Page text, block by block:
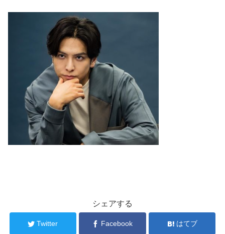
シェアする
Twitter Facebook はてブ